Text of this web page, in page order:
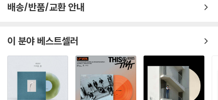
배송/반품/교환 안내
이 분야 베스트셀러